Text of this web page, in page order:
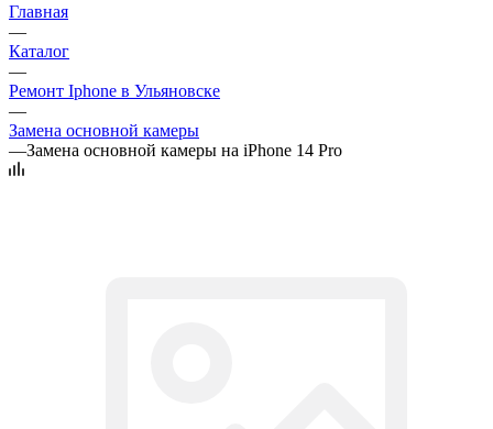
Главная
—
Каталог
—
Ремонт Iphone в Ульяновске
—
Замена основной камеры
—Замена основной камеры на iPhone 14 Pro